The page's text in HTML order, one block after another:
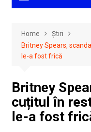
Home
Știri
Britney Spears,
le-a fost frică
Britney
cuțitul în
le-a fost